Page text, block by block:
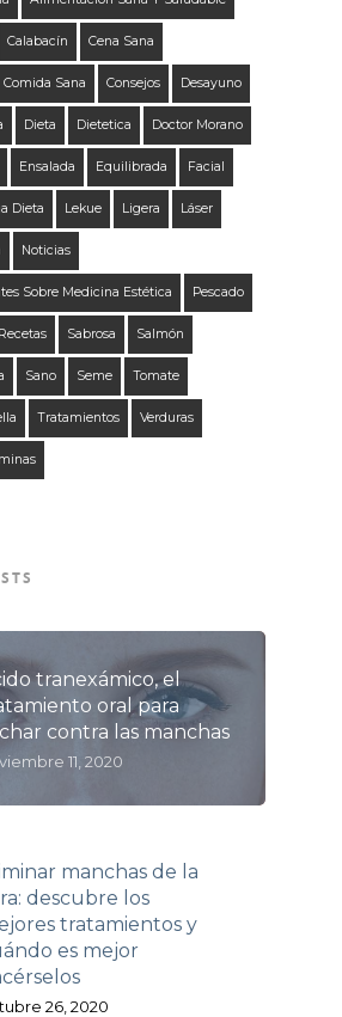
Calabacín Cena Sana
Comida Sana Consejos Desayuno
Dieta Dietetica Doctor Morano
Ensalada Equilibrada Facial
Dieta Lekue Ligera Láser
Noticias
Sobre Medicina Estética Pescado
Recetas Sabrosa Salmón
Sano Seme Tomate
Tratamientos Verduras
tranexámico, el
oral para
contra las manchas
11, 2020
manchas de la
descubre los
tratamientos y
es mejor
26, 2020